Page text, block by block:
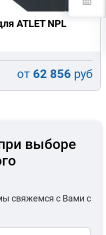
ATLET NPL
от 62 856 руб
выборе
свяжемся с Вами с